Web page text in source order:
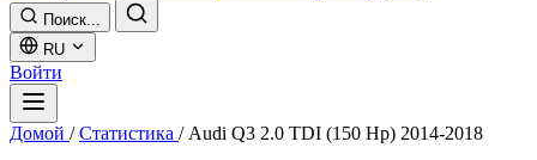
Поиск...
RU
Войти
Домой / Статистика / Audi Q3 2.0 TDI (150 Hp) 2014-2018